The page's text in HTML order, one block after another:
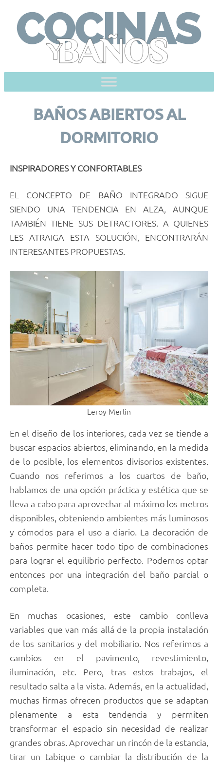
content
BAÑOS ABIERTOS AL
DORMITORIO
INSPIRADORES Y CONFORTABLES
EL CONCEPTO DE BAÑO INTEGRADO SIGUE
SIENDO UNA TENDENCIA EN ALZA, AUNQUE
TAMBIÉN TIENE SUS DETRACTORES. A QUIENES
LES ATRAIGA ESTA SOLUCIÓN, ENCONTRARÁN
INTERESANTES PROPUESTAS.
Leroy Merlin
En el diseño de los interiores, cada vez se tiende a
buscar espacios abiertos, eliminando, en la medida
de lo posible, los elementos divisorios existentes.
Cuando nos referimos a los cuartos de baño,
hablamos de una opción práctica y estética que se
lleva a cabo para aprovechar al máximo los metros
disponibles, obteniendo ambientes más luminosos
y cómodos para el uso a diario. La decoración de
baños permite hacer todo tipo de combinaciones
para lograr el equilibrio perfecto. Podemos optar
entonces por una integración del baño parcial o
completa.
En muchas ocasiones, este cambio conlleva
variables que van más allá de la propia instalación
de los sanitarios y del mobiliario. Nos referimos a
cambios en el pavimento, revestimiento,
iluminación, etc. Pero, tras estos trabajos, el
resultado salta a la vista. Además, en la actualidad,
muchas firmas ofrecen productos que se adaptan
plenamente a esta tendencia y permiten
transformar el espacio sin necesidad de realizar
grandes obras. Aprovechar un rincón de la estancia,
tirar un tabique o cambiar la distribución de la